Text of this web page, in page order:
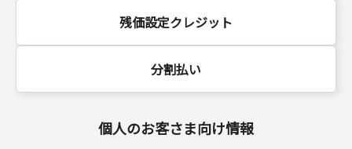
残価設定クレジット
分割払い
個人のお客さま向け情報